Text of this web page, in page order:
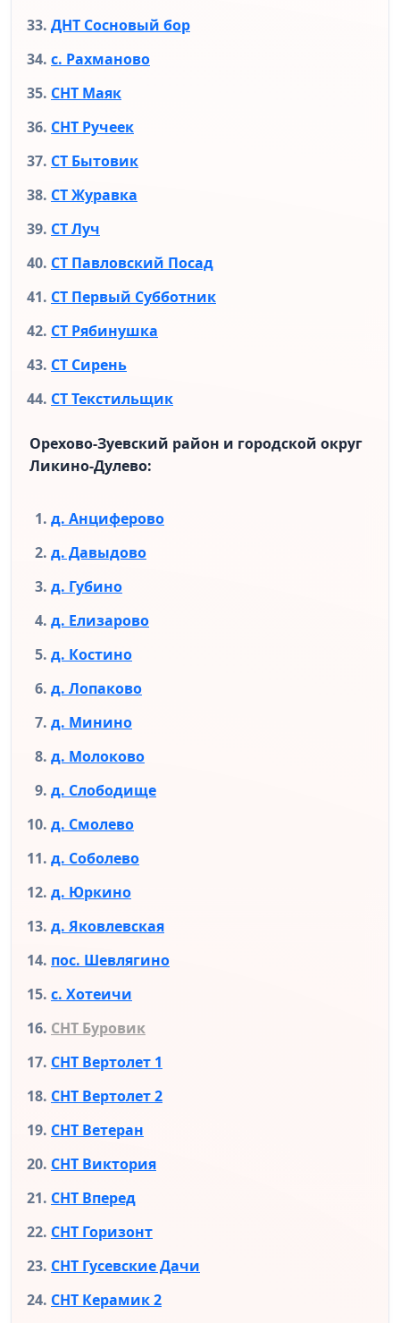
ДНТ Сосновый бор
с. Рахманово
СНТ Маяк
СНТ Ручеек
СТ Бытовик
СТ Журавка
СТ Луч
СТ Павловский Посад
СТ Первый Субботник
СТ Рябинушка
СТ Сирень
СТ Текстильщик
Орехово-Зуевский район и городской округ
Ликино-Дулево:
д. Анциферово
д. Давыдово
д. Губино
д. Елизарово
д. Костино
д. Лопаково
д. Минино
д. Молоково
д. Слободище
д. Смолево
д. Соболево
д. Юркино
д. Яковлевская
пос. Шевлягино
с. Хотеичи
СНТ Буровик
СНТ Вертолет 1
СНТ Вертолет 2
СНТ Ветеран
СНТ Виктория
СНТ Вперед
СНТ Горизонт
СНТ Гусевские Дачи
СНТ Керамик 2